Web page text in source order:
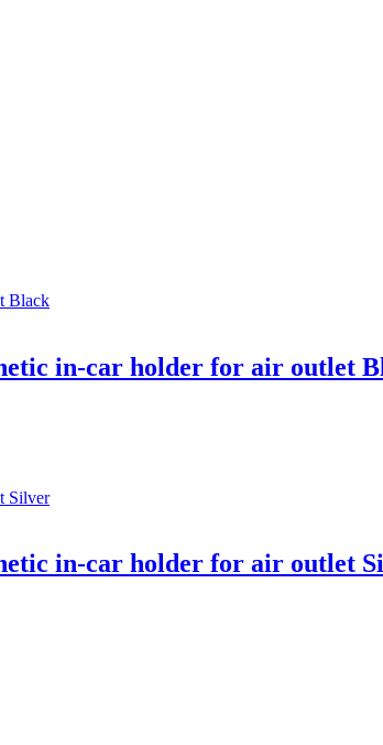
in-car holder for air outlet
in-car holder for air outlet